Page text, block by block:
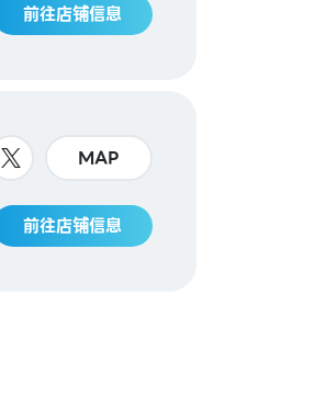
前往店铺信息
MAP
前往店铺信息